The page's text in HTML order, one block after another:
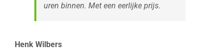
uren binnen. Met een eerlijke prijs.
Henk Wilbers